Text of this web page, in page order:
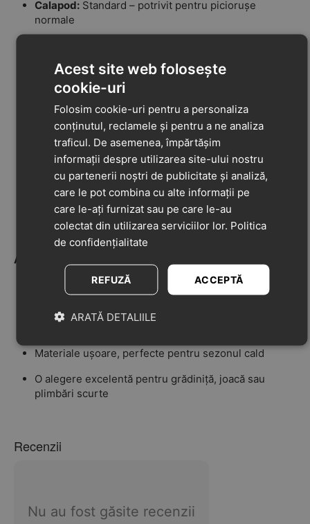
Calapod: Standard – potrivit pentru piciorușe
normale
Material exterior:Material textil – moale, ușor și
respirabil
Material interior / căptușeală: Material textil –
asigură confort pe tot parcursul zilei
Branț:Piele naturală, fără suport pentru arcul
plantar– oferă flexibilitate și libertate de mișcare
Talpă:Cauciuc – flexibilă, aderentă și durabilă
Închidere:Elastic – pentru o încălțare rapidă și
adaptare ușoară pe picior
Avantaje:
Se încalță simplu, fără șireturi sau arici
Ideali pentru copiii care încep să se descurce singuri
Materiale ușoare, perfecte pentru sezonul cald
O alegere excelentă pentru grădiniță, joacă sau
plimbări scurte
Recenzii
Nu au fost găsite recenzii
Acest site web folosește
cookie-uri
Folosim cookie-uri pentru a personaliza
conținutul, reclamele și pentru a ne analiza
traficul. De asemenea, împărtășim
informații despre utilizarea site-ului nostru
cu partenerii noștri de publicitate și analiză,
care le pot combina cu alte informații pe
care le-ați furnizat sau pe care le-au
colectat din utilizarea serviciilor lor. Politica
de confidențialitate
ACCEPTĂ
REFUZĂ
ARATĂ DETALIILE